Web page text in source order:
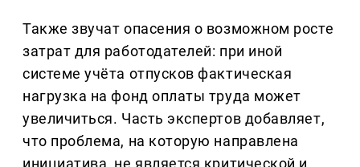
Также звучат опасения о возможном росте
затрат для работодателей: при иной
системе учёта отпусков фактическая
нагрузка на фонд оплаты труда может
увеличиться. Часть экспертов добавляет,
что проблема, на которую направлена
инициатива, не является критической и